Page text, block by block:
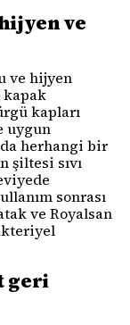
ve
ve hijyen
kapak
kapları
uygun
herhangi bir
şiltesi sıvı
sonrası
ve Royalsan
geri